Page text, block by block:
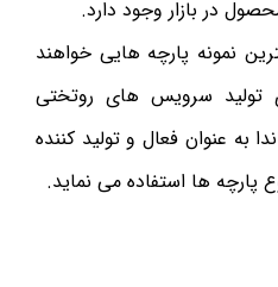
در بازار وجود دارد.
نمونه پارچه هایی خواهند
تولید سرویس های روتختی
عنوان فعال و تولید کننده
پارچه ها استفاده می نماید.